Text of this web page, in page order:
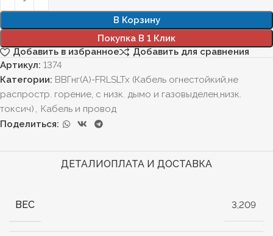
В Корзину
Покупка В 1 Клик
Добавить в избранное
Добавить для сравнения
Артикул: 1374
Категории: ВВГнг(А)-FRLSLTx (Кабель огнестойкий,не
распростр. горение, с низк. дымо и газовыделен,низк.
токсич) , Кабель и провод
Поделиться:
ДЕТАЛИОПЛАТА И ДОСТАВКА
ВЕС 3,209